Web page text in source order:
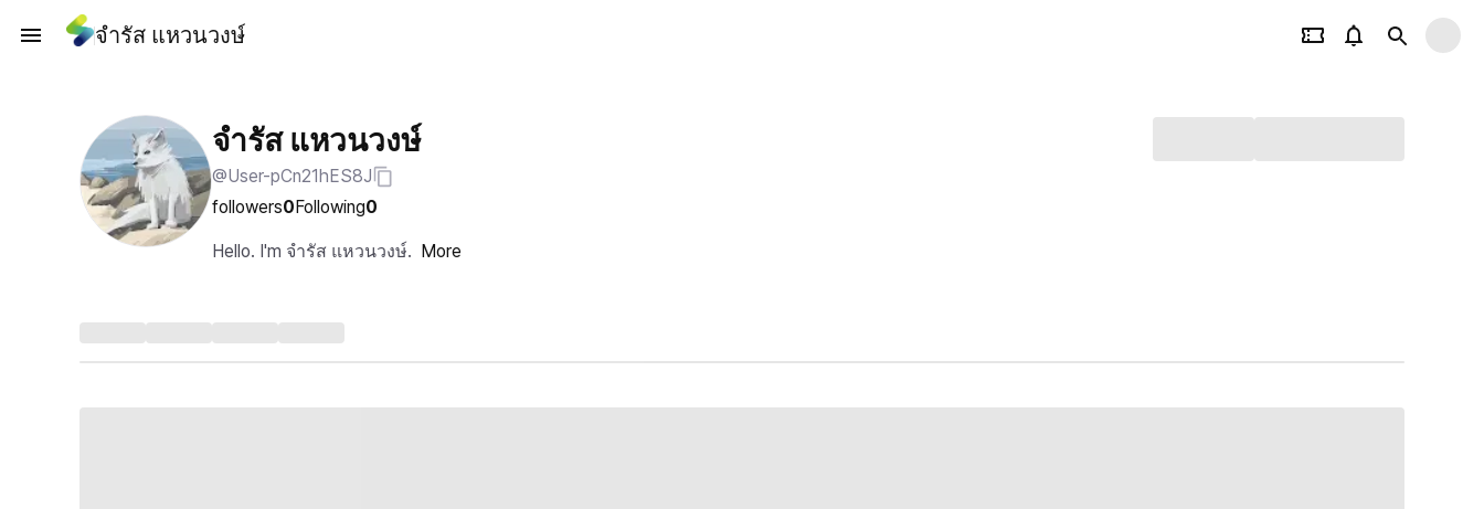
จํารัส แหวนวงษ์
จํารัส แหวนวงษ์
@User-pCn21hES8J
followers0Following0
Hello. I'm จํารัส แหวนวงษ์. More